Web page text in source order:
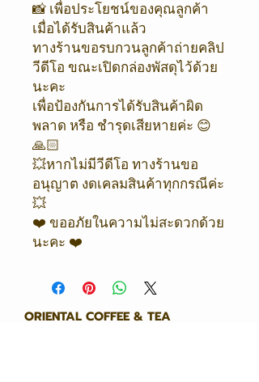
📸 เพื่อประโยชน์ของคุณลูกค้า
เมื่อได้รับสินค้าแล้ว
ทางร้านขอรบกวนลูกค้าถ่ายคลิป
วีดีโอ ขณะเปิดกล่องพัสดุไว้ด้วย
นะคะ
เพื่อป้องกันการได้รับสินค้าผิด
พลาด หรือ ชำรุดเสียหายค่ะ 😊
🙏🏻
💥หากไม่มีวีดีโอ ทางร้านขอ
อนุญาต งดเคลมสินค้าทุกกรณีค่ะ
💥
❤️ ขออภัยในความไม่สะดวกด้วย
นะคะ ❤️
ORIENTAL COFFEE & TEA